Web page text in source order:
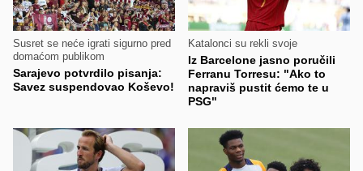
Susret se neće igrati sigurno pred
domaćom publikom
Sarajevo potvrdilo pisanja:
Savez suspendovao Koševo!
Katalonci su rekli svoje
Iz Barcelone jasno poručili
Ferranu Torresu: "Ako to
napraviš pustit ćemo te u
PSG"